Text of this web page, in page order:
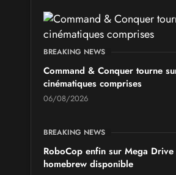
BREAKING NEWS
Command & Conquer tourne
cinématiques comprises
06/08/2026
BREAKING NEWS
RoboCop enfin sur Mega
homebrew disponible